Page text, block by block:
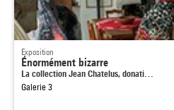
Exposition
Énormément bizarre
La collection Jean Chatelus, donati…
Galerie 3